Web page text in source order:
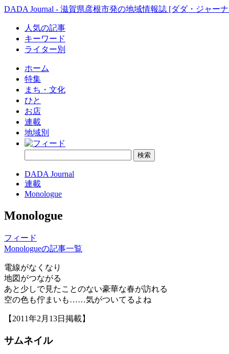
DADA Journal - 滋賀県彦根市発の地域情報誌 [ダダ・ジャー
人気の記事
キーワード
ライター別
ホーム
特集
まち・文化
ひと
お店
連載
地域別
DADA Journal
連載
Monologue
Monologue
フィード
Monologueの記事一覧
電線がなくなり
地図がつながる
あと少しで見たことのない豪華な春が訪れる
空の色も佇まいも……気がついてるよね
【2011年2月13日掲載】
サムネイル